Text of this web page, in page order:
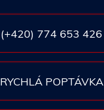
(+420) 774 653 426
RYCHLÁ POPTÁVKA